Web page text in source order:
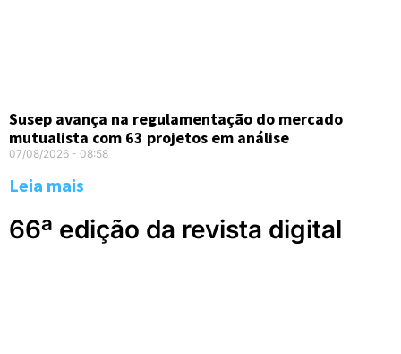
Susep avança na regulamentação do mercado
mutualista com 63 projetos em análise
07/08/2026 08:58
Leia mais
66ª edição da revista digital